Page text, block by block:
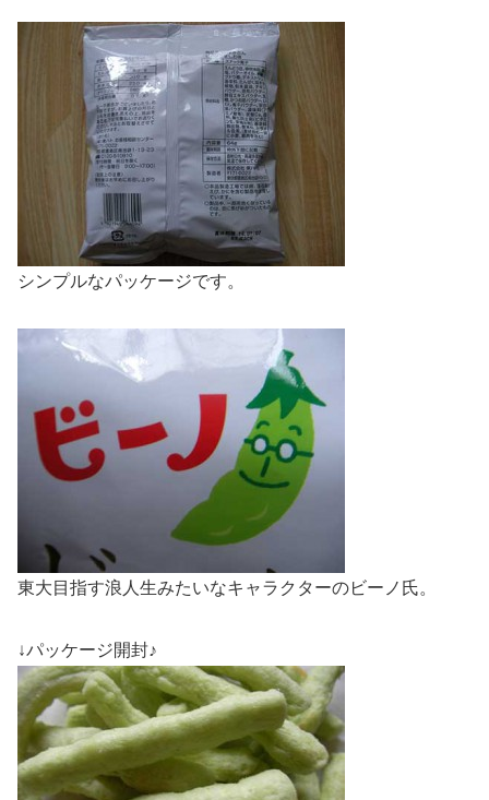
シンプルなパッケージです。
東大目指す浪人生みたいなキャラクターのビーノ氏。
↓パッケージ開封♪